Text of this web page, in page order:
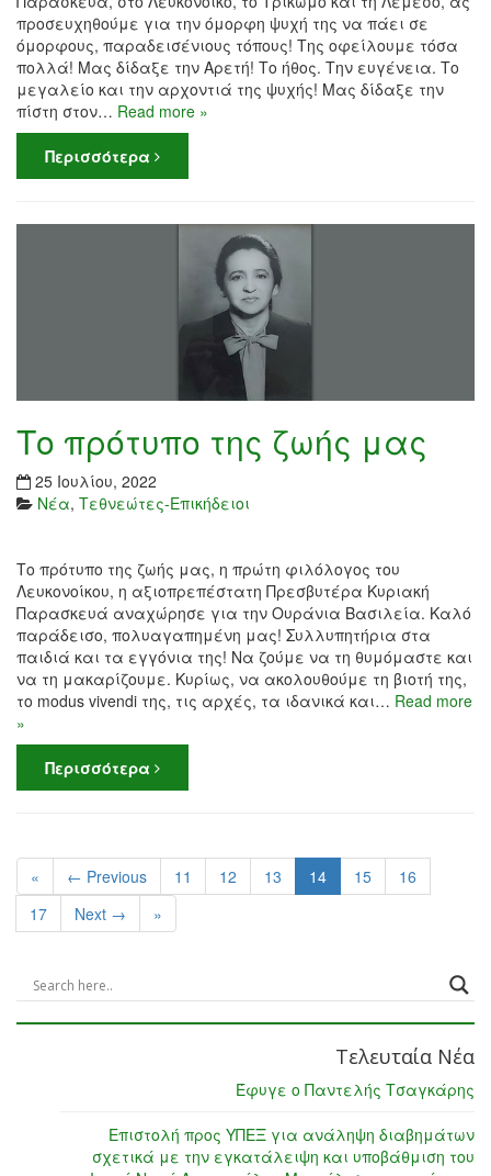
προσευχηθούμε για την όμορφη ψυχή της να πάει σε
όμορφους, παραδεισένιους τόπους! Της οφείλουμε τόσα
πολλά! Μας δίδαξε την Αρετή! Το ήθος. Την ευγένεια. Το
μεγαλείο και την αρχοντιά της ψυχής! Μας δίδαξε την
πίστη στον… Read more »
Περισσότερα
Το πρότυπο της ζωής μας
25 Ιουλίου, 2022
Νέα, Τεθνεώτες-Επικήδειοι
Το πρότυπο της ζωής μας, η πρώτη φιλόλογος του
Λευκονοίκου, η αξιοπρεπέστατη Πρεσβυτέρα Κυριακή
Παρασκευά αναχώρησε για την Ουράνια Βασιλεία. Καλό
παράδεισο, πολυαγαπημένη μας! Συλλυπητήρια στα
παιδιά και τα εγγόνια της! Να ζούμε να τη θυμόμαστε και
να τη μακαρίζουμε. Κυρίως, να ακολουθούμε τη βιοτή της,
το modus vivendi της, τις αρχές, τα ιδανικά και… Read more
»
Περισσότερα
« ← Previous 11 12 13 14 15
16
17
Next → »
Τελευταία Νέα
Έφυγε ο Παντελής Τσαγκάρης
Επιστολή προς ΥΠΕΞ για ανάληψη διαβημάτων
σχετικά με την εγκατάλειψη και υποβάθμιση του